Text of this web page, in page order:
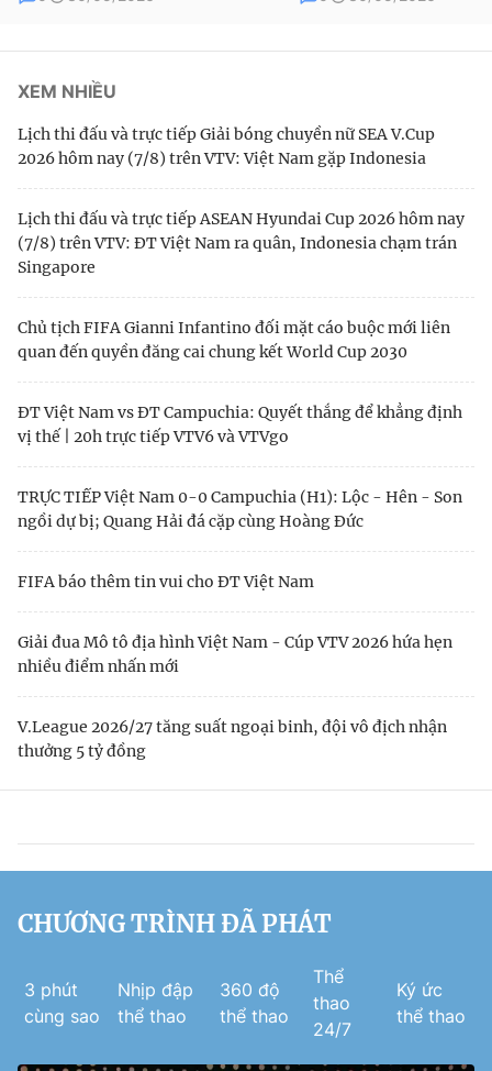
XEM NHIỀU
Lịch thi đấu và trực tiếp Giải bóng chuyền nữ SEA V.Cup
2026 hôm nay (7/8) trên VTV: Việt Nam gặp Indonesia
Lịch thi đấu và trực tiếp ASEAN Hyundai Cup 2026 hôm nay
(7/8) trên VTV: ĐT Việt Nam ra quân, Indonesia chạm trán
Singapore
Chủ tịch FIFA Gianni Infantino đối mặt cáo buộc mới liên
quan đến quyền đăng cai chung kết World Cup 2030
ĐT Việt Nam vs ĐT Campuchia: Quyết thắng để khẳng định
vị thế | 20h trực tiếp VTV6 và VTVgo
TRỰC TIẾP Việt Nam 0-0 Campuchia (H1): Lộc - Hên - Son
ngồi dự bị; Quang Hải đá cặp cùng Hoàng Đức
FIFA báo thêm tin vui cho ĐT Việt Nam
Giải đua Mô tô địa hình Việt Nam - Cúp VTV 2026 hứa hẹn
nhiều điểm nhấn mới
V.League 2026/27 tăng suất ngoại binh, đội vô địch nhận
thưởng 5 tỷ đồng
CHƯƠNG TRÌNH ĐÃ PHÁT
3 phút
cùng sao
Nhịp đập
thể thao
360 độ
thể thao
Thể
thao
24/7
Ký ức
thể thao